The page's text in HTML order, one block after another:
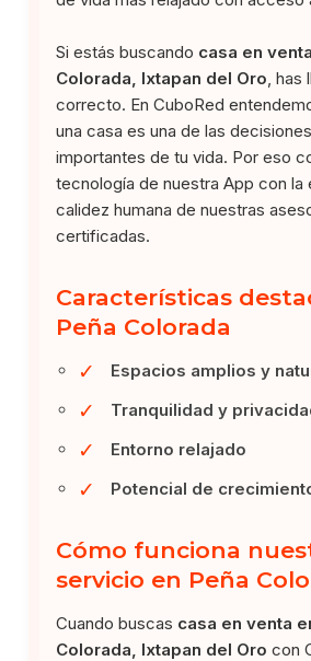
Si estás buscando casa en
Colorada, Ixtapan del Oro ,
correcto. En CuboRed
una casa es una de las
importantes de tu vida. Por eso
tecnología de nuestra App con la
calidez humana de nuestras
certificadas.
Características
Peña Colorada
✓ Espacios amplios y
✓ Tranquilidad y
✓ Entorno relajado
✓ Potencial de
Cómo funciona
servicio en Peña
Cuando buscas casa en venta
Colorada, Ixtapan del Oro con